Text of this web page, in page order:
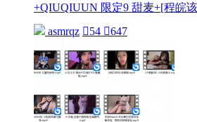
+QIUQIUUN 限定9 甜麦+[程皖
asmrqz 54 647